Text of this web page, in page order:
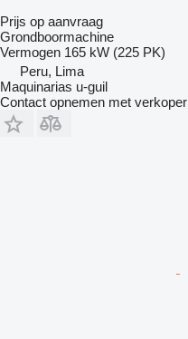
Prijs op aanvraag
Grondboormachine
Vermogen 165 kW (225 PK)
Peru, Lima
Maquinarias u-guil
Contact opnemen met verkoper